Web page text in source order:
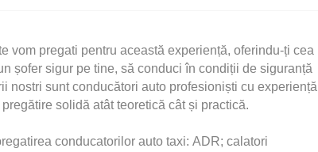
vom pregati pentru această experiență, oferindu-ți cea
șofer sigur pe tine, să conduci în condiții de siguranță
nostri sunt conducători auto profesioniști cu experiență
solidă atât teoretică cât și practică.
conducatorilor auto taxi: ADR; calatori